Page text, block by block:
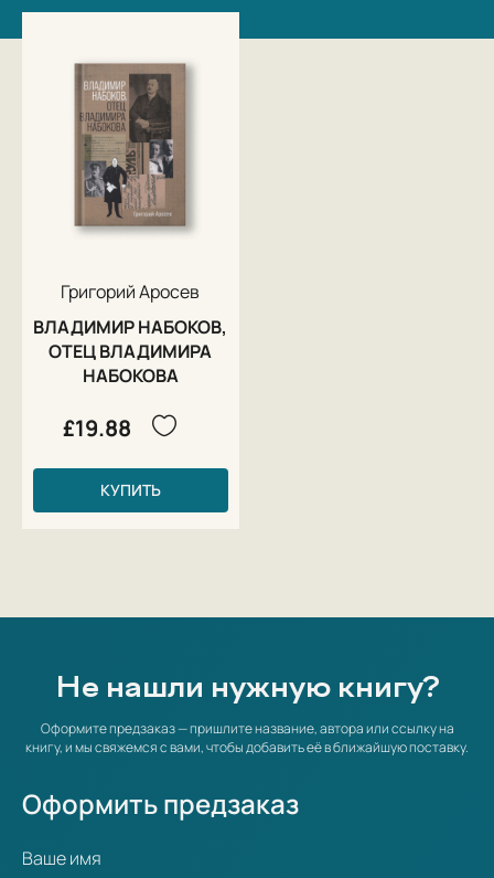
Григорий Аросев
ВЛАДИМИР НАБОКОВ,
ОТЕЦ ВЛАДИМИРА
НАБОКОВА
£19.88
КУПИТЬ
Не нашли нужную книгу?
Оформите предзаказ — пришлите название, автора или ссылку на
книгу, и мы свяжемся с вами, чтобы добавить её в ближайшую поставку.
Оформить предзаказ
Ваше имя